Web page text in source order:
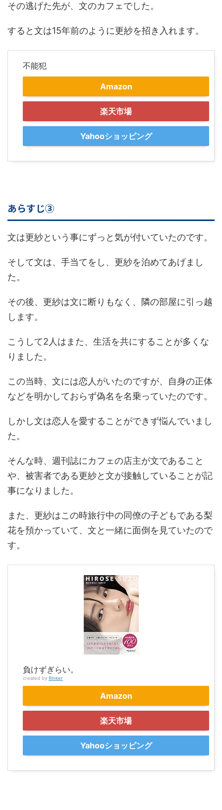
その逃げた先が、文のカフェでした。
すると文は15年前のように更紗を招き入れます。
不能犯
Amazon
楽天市場
Yahooショッピング
あらすじ③
文は更紗という事にずっと気が付いていたのです。
そして文は、手当てをし、更紗を泊めてあげまし
た。
その後、更紗は文に断りもなく、隣の部屋に引っ越
します。
こうして2人はまた、生活を共にすることが多くな
りました。
この当時、文には恋人がいたのですが、自身の正体
などを明かしておらず偽名を名乗っていたのです。
しかし文は恋人を愛することができず悩んでいまし
た。
そんな時、週刊誌にカフェの店主が文であること
や、被害者である更紗と文が接触していることが記
事になりました。
また、更紗はこの時旅行中の同僚の子どもである梨
花を預かっていて、文と一緒に面倒を見ていたので
す。
負けずぎらい。
created by Rinker
Amazon
楽天市場
Yahooショッピング